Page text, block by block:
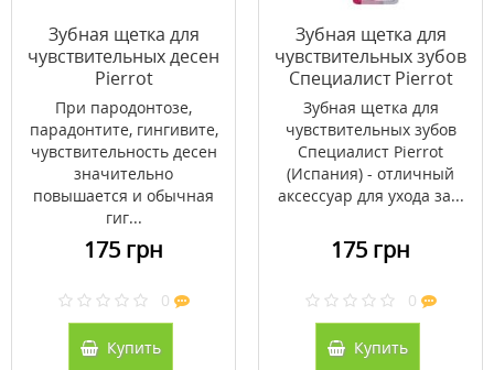
Зубная щетка для
чувствительных десен
Pierrot
При пародонтозе,
парадонтите, гингивите,
чувствительность десен
значительно
повышается и обычная
гиг...
175 грн
0
Купить
Зубная щетка для
чувствительных зубов
Специалист Pierrot
Зубная щетка для
чувствительных зубов
Специалист Pierrot
(Испания) - отличный
аксессуар для ухода за...
175 грн
0
Купить